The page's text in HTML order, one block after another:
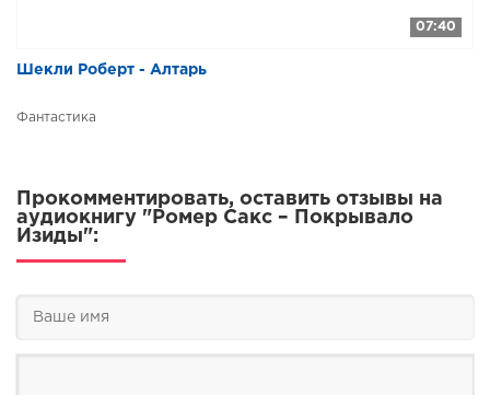
07:40
Шекли Роберт - Алтарь
Фантастика
Прокомментировать, оставить отзывы на
аудиокнигу "Ромер Сакс – Покрывало
Изиды":